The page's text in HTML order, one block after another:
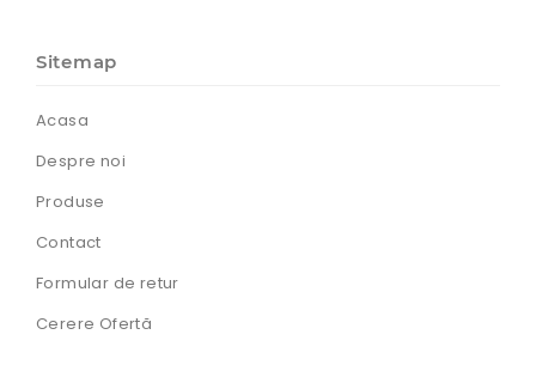
Sitemap
Acasa
Despre noi
Produse
Contact
Formular de retur
Cerere Ofertă